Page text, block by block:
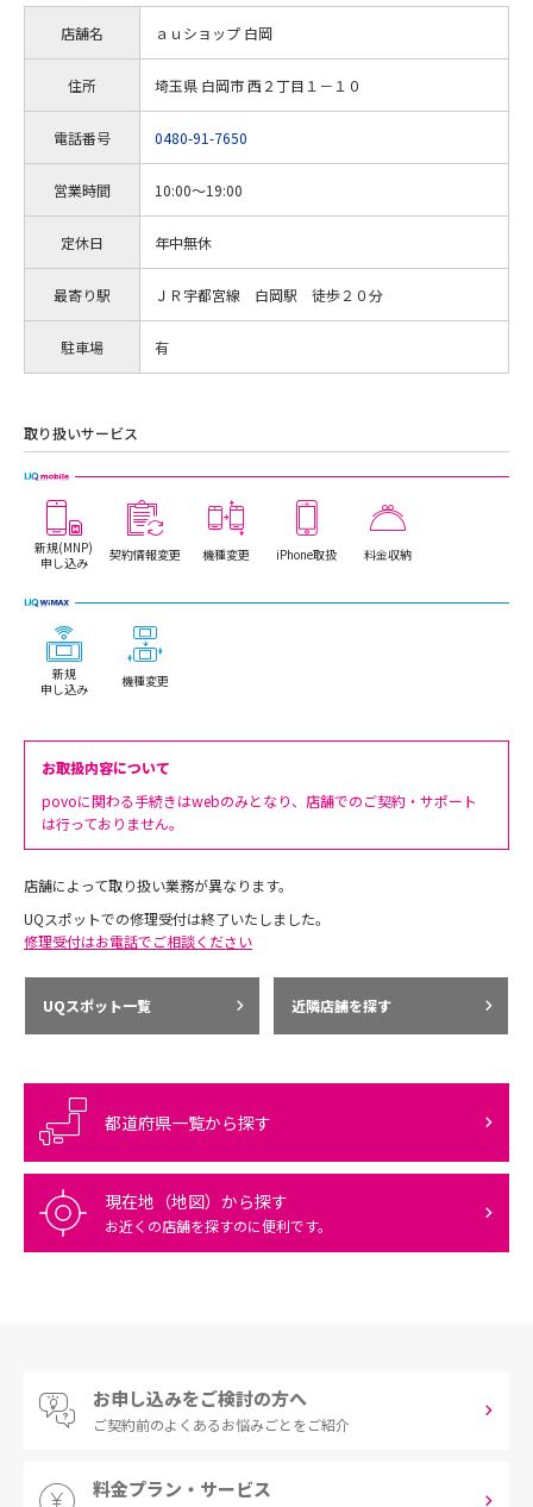
店舗名 ａｕショップ 白岡
住所 埼玉県 白岡市 西２丁目１－１０
電話番号 0480-91-7650
営業時間 10:00～19:00
定休日 年中無休
最寄り駅 ＪＲ宇都宮線 白岡駅 徒歩２０分
駐車場 有
取り扱いサービス
新規(MNP)
申し込み
契約情報変更 機種変更 iPhone取扱 料金収納
新規
申し込み
機種変更
お取扱内容について
povoに関わる手続きはwebのみとなり、店舗でのご契約・サポート
は行っておりません。
店舗によって取り扱い業務が異なります。
UQスポットでの修理受付は終了いたしました。
修理受付はお電話でご相談ください
UQスポット一覧 近隣店舗を探す
都道府県一覧から探す
現在地（地図）から探す
お近くの店舗を探すのに便利です。
お申し込みをご検討の方へ
ご契約前のよくあるお悩みごとをご紹介
料金プラン・サービス